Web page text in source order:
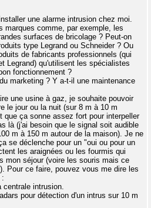
une alarme intrusion chez moi.
marques comme, par exemple, les
surfaces de bricolage ? Peut-on
type Legrand ou Schneider ? Ou
de fabricants professionnels (qui
Legrand) qu'utilisent les spécialistes
fonctionnement ?
marketing ? Y a-t-il une maintenance
une usine à gaz, je souhaite pouvoir
le jour ou la nuit (sur 8 m à 10 m
que ça sonne assez fort pour interpeller
là (j'ai besoin que le signal soit audible
m à 150 m autour de la maison). Je ne
se déclenche pour un "oui ou pour un
les araignées ou les fourmis qui
mon séjour (voire les souris mais ce
Pour ce faire, pouvez vous me dire les
:
centrale intrusion.
pour détection d'un intrus sur 10 m